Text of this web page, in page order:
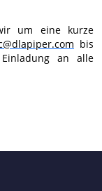
um eine kurze
bis
an alle